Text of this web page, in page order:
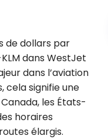
de dollars par
dans WestJet
dans l’aviation
cela signifie une
les États-
horaires
élargis.